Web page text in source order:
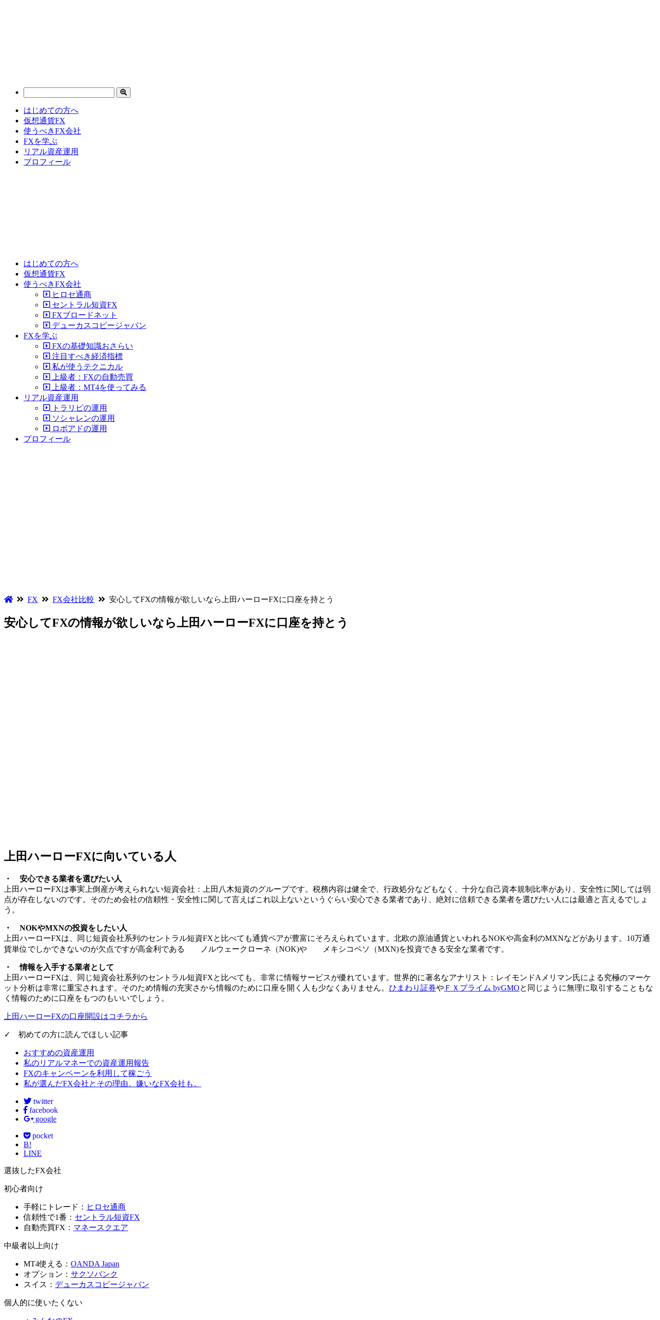
はじめての方へ
仮想通貨FX
使うべきFX会社
FXを学ぶ
リアル資産運用
プロフィール
はじめての方へ
仮想通貨FX
使うべきFX会社
ヒロセ通商
セントラル短資FX
FXブロードネット
デューカスコピージャパン
FXを学ぶ
FXの基礎知識おさらい
注目すべき経済指標
私が使うテクニカル
上級者：FXの自動売買
上級者：MT4を使ってみる
リアル資産運用
トラリピの運用
ソシャレンの運用
ロボアドの運用
プロフィール
FX FX会社比較 安心してFXの情報が欲しいなら上田ハーローFXに口座を持とう
安心してFXの情報が欲しいなら上田ハーローFXに口座を持とう
上田ハーローFXに向いている人
・ 安心できる業者を選びたい人
上田ハーローFXは事実上倒産が考えられない短資会社：上田八木短資のグループです。税務内容は健全で、行政処分などもなく、十分な自己資本規制比率があり、 安全性に関しては弱
点が存在しないのです。そのため会社の信頼性・安全性に関して言えばこれ以上ないというぐらい安心できる業者であり、絶対に信頼できる業者を選びたい人には最適と言えるでしょ
う。
・ NOKやMXNの投資をしたい人
上田ハーローFXは、同じ短資会社系列のセントラル短資FXと比べても通貨ペアが豊富にそろえられています。北欧の原油通貨といわれるNOKや高金利のMXNなどがあります。10万通
貨単位でしかできないのが欠点ですが高金利である
ノルウェークローネ（NOK)や メキシコペソ（MXN)を投資できる安全な業者です。
・ 情報を入手する業者として
上田ハーローFXは、同じ短資会社系列のセントラル短資FXと比べても、非常に情報サービスが優れています。世界的に著名なアナリスト： レイモンドAメリマン氏による究極のマーケ
ット分析は非常に重宝されます。そのため情報の充実さから情報のために口座を開く人も少なくありません。 ひまわり証券や ＦＸプライム byGMOと同じように無理に取引することもな
く情報のために口座をもつのもいいでしょう。
上田ハーローFXの口座開設はコチラから
✓ 初めての方に読んでほしい記事
おすすめの資産運用
私のリアルマネーでの資産運用報告
FXのキャンペーンを利用して稼ごう
私が選んだFX会社とその理由。嫌いなFX会社も。
twitter
facebook
google
pocket
B!
LINE
選抜したFX会社
初心者向け
手軽にトレード： ヒロセ通商
信頼性で1番： セントラル短資FX
自動売買FX： マネースクエア
中級者以上向け
MT4使える： OANDA Japan
オプション： サクソバンク
スイス： デューカスコピージャパン
個人的に使いたくない